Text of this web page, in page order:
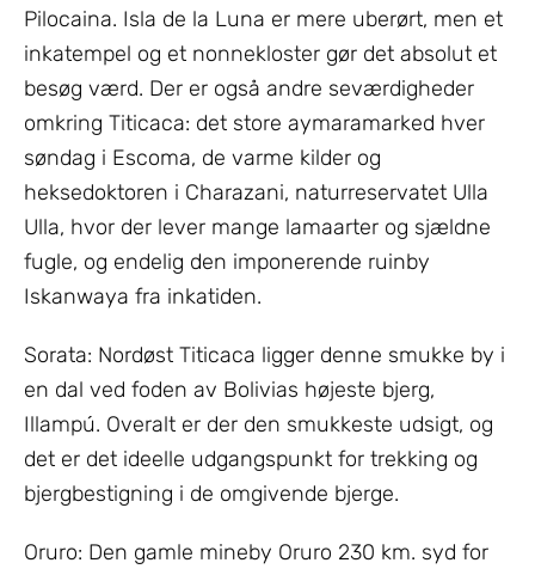
Pilocaina. Isla de la Luna er mere uberørt, men et
inkatempel og et nonnekloster gør det absolut et
besøg værd. Der er også andre seværdigheder
omkring Titicaca: det store aymaramarked hver
søndag i Escoma, de varme kilder og
heksedoktoren i Charazani, naturreservatet Ulla
Ulla, hvor der lever mange lamaarter og sjældne
fugle, og endelig den imponerende ruinby
Iskanwaya fra inkatiden.
Sorata: Nordøst Titicaca ligger denne smukke by i
en dal ved foden av Bolivias højeste bjerg,
Illampú. Overalt er der den smukkeste udsigt, og
det er det ideelle udgangspunkt for trekking og
bjergbestigning i de omgivende bjerge.
Oruro: Den gamle mineby Oruro 230 km. syd for